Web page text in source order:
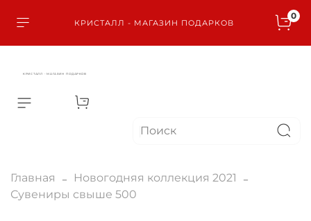
КРИСТАЛЛ - МАГАЗИН ПОДАРКОВ
0
КРИСТАЛЛ - МАГАЗИН ПОДАРКОВ
Главная
Новогодняя коллекция 2021
Сувениры свыше 500